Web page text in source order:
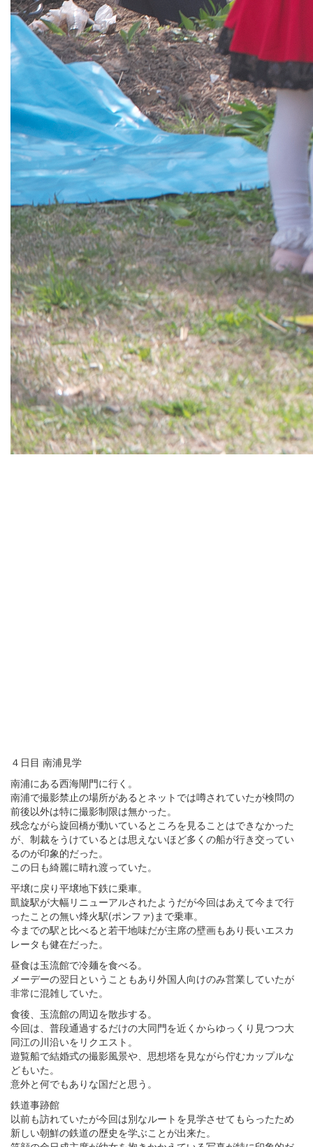
４日目 南浦見学
南浦にある西海閘門に行く。
南浦で撮影禁止の場所があるとネットでは噂されていたが検問の
前後以外は特に撮影制限は無かった。
残念ながら旋回橋が動いているところを見ることはできなかった
が、制裁をうけているとは思えないほど多くの船が行き交ってい
るのが印象的だった。
この日も綺麗に晴れ渡っていた。
平壌に戻り平壌地下鉄に乗車。
凱旋駅が大幅リニューアルされたようだが今回はあえて今まで行
ったことの無い烽火駅(ポンファ)まで乗車。
今までの駅と比べると若干地味だが主席の壁画もあり長いエスカ
レータも健在だった。
昼食は玉流館で冷麺を食べる。
メーデーの翌日ということもあり外国人向けのみ営業していたが
非常に混雑していた。
食後、玉流館の周辺を散歩する。
今回は、普段通過するだけの大同門を近くからゆっくり見つつ大
同江の川沿いをリクエスト。
遊覧船で結婚式の撮影風景や、思想塔を見ながら佇むカップルな
どもいた。
意外と何でもありな国だと思う。
鉄道事跡館
以前も訪れていたが今回は別なルートを見学させてもらったため
新しい朝鮮の鉄道の歴史を学ぶことが出来た。